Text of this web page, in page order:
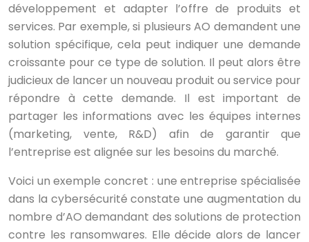
développement et adapter l’offre de produits et
services. Par exemple, si plusieurs AO demandent une
solution spécifique, cela peut indiquer une demande
croissante pour ce type de solution. Il peut alors être
judicieux de lancer un nouveau produit ou service pour
répondre à cette demande. Il est important de
partager les informations avec les équipes internes
(marketing, vente, R&D) afin de garantir que
l’entreprise est alignée sur les besoins du marché.
Voici un exemple concret : une entreprise spécialisée
dans la cybersécurité constate une augmentation du
nombre d’AO demandant des solutions de protection
contre les ransomwares. Elle décide alors de lancer